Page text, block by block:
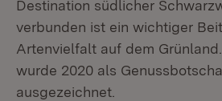
Destination südlicher
verbunden ist ein wichtiger
Artenvielfalt auf dem
wurde 2020 als
ausgezeichnet.